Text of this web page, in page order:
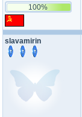
100%
slavamirin